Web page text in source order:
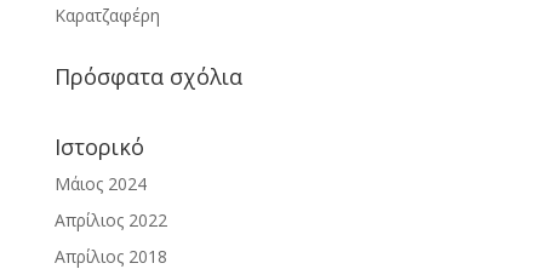
Καρατζαφέρη
Πρόσφατα σχόλια
Ιστορικό
Μάιος 2024
Απρίλιος 2022
Απρίλιος 2018